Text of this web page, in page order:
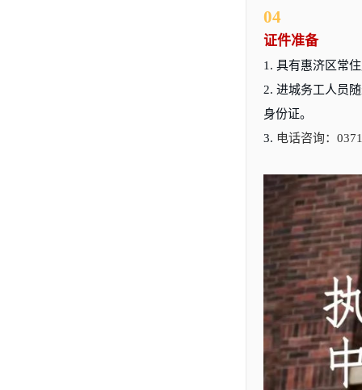
04
证件准备
1. 具有惠济区常
2. 进城务工人员
身份证。
3. 电话咨询：